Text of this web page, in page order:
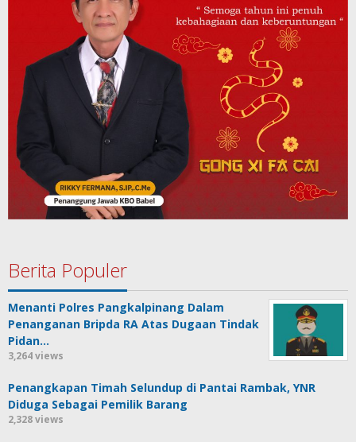
Berita Populer
Menanti Polres Pangkalpinang Dalam
Penanganan Bripda RA Atas Dugaan Tindak
Pidan…
3,264 views
Penangkapan Timah Selundup di Pantai Rambak, YNR
Diduga Sebagai Pemilik Barang
2,328 views